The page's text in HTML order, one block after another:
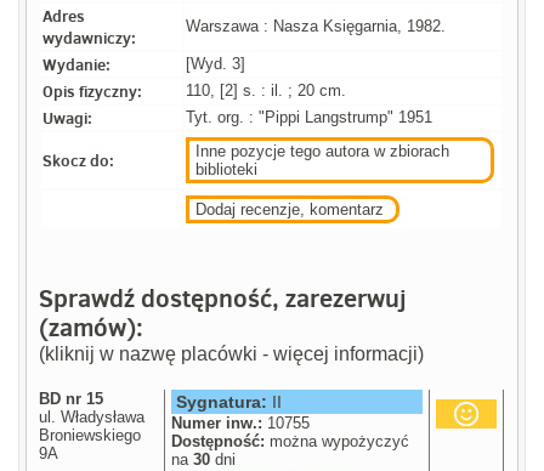
Adres
wydawniczy:
Warszawa : Nasza Księgarnia, 1982.
Wydanie: [Wyd. 3]
Opis fizyczny: 110, [2] s. : il. ; 20 cm.
Uwagi: Tyt. org. : "Pippi Langstrump" 1951
Skocz do:
Inne pozycje tego autora w zbiorach
biblioteki
Dodaj recenzje, komentarz
Sprawdź dostępność, zarezerwuj
(zamów):
(kliknij w nazwę placówki - więcej informacji)
BD nr 15
ul. Władysława
Broniewskiego
9A
Sygnatura: II
Numer inw.: 10755
Dostępność: można wypożyczyć
na30 dni